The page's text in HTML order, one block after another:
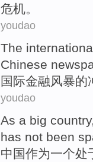
危机。
youdao
The
Chinese
国际金融风暴的
youdao
As a big country
has not been
中国作为一个处